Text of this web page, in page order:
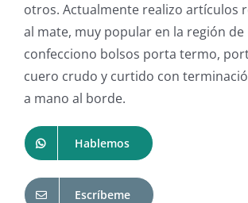
otros. Actualmente realizo artículos
al mate, muy popular en la región de
confecciono bolsos porta termo,
cuero crudo y curtido con
a mano al borde.
Hablemos
Escríbeme